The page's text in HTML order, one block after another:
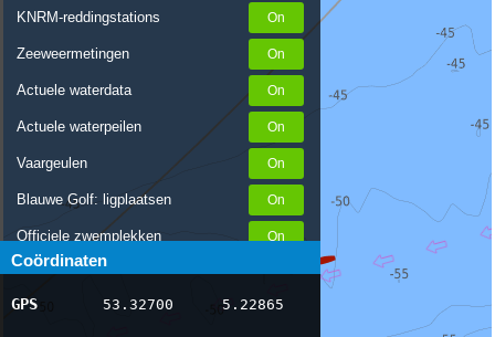
KNRM-reddingstations
Zeeweermetingen
Actuele waterdata
Actuele waterpeilen
Vaargeulen
Blauwe Golf: ligplaatsen
Officiele zwemplekken
Stremmingen/hinder
AIS scheepsposities
Coördinaten
GPS 53.32700 5.22865